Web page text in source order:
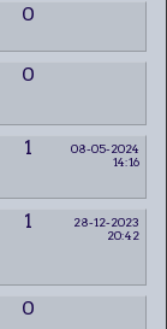
0
0
1
08-05-2024
14:16
1
28-12-2023
20:42
0